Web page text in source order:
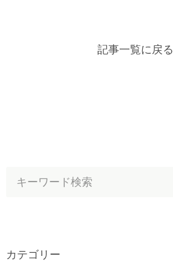
記事一覧に戻る
カテゴリー